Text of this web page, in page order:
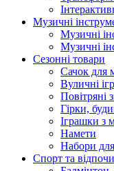
Музичні
Музичні
Музичні
Сезонні товари
Сачок для
Вуличні
Повітряні
Гірки,
Іграшки з
Намети
Набори
Спорт та